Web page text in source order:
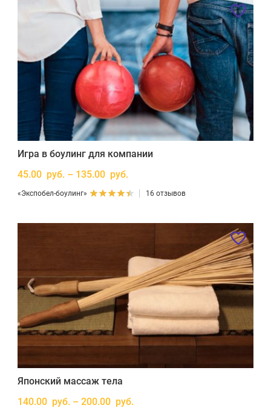
Игра в боулинг для компании
45.00 руб. – 135.00 руб.
«Экспобел-боулинг» 16 отзывов
Японский массаж тела
140.00 руб. – 200.00 руб.